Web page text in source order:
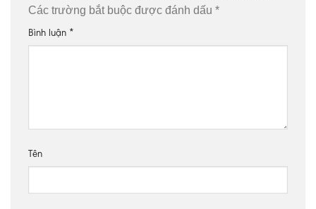
Các trường bắt buộc được đánh dấu *
Bình luận *
Tên